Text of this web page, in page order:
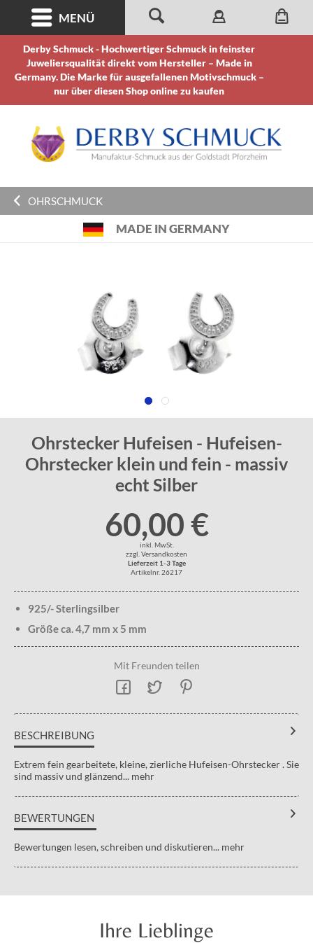
Derby Schmuck - Hochwertiger Schmuck in feinster
Juweliersqualität direkt vom Hersteller – Made in
Germany. Die Marke für ausgefallenen Motivschmuck –
nur über diesen Shop online zu kaufen
MENÜ
OHRSCHMUCK
MADE IN GERMANY
Ohrstecker Hufeisen - Hufeisen-
Ohrstecker klein und fein - massiv
echt Silber
60,00 €
inkl. MwSt.
zzgl. Versandkosten
Lieferzeit 1-3 Tage
Artikelnr. 26217
925/- Sterlingsilber
Größe ca. 4,7 mm x 5 mm
Mit Freunden teilen
BESCHREIBUNG
Extrem fein gearbeitete, kleine, zierliche Hufeisen-Ohrstecker . Sie
sind massiv und glänzend... mehr
BEWERTUNGEN
Bewertungen lesen, schreiben und diskutieren... mehr
Ihre Lieblinge